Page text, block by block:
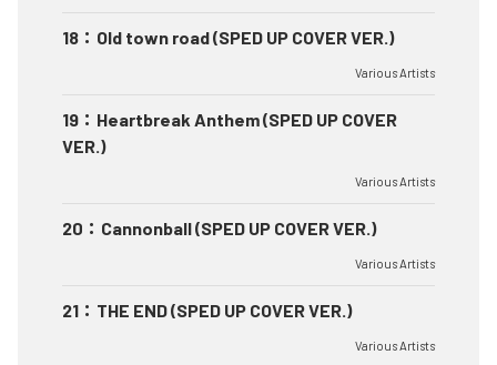
18 ： Old town road (SPED UP COVER VER.)
Various Artists
19 ： Heartbreak Anthem (SPED UP COVER
VER.)
Various Artists
20 ： Cannonball (SPED UP COVER VER.)
Various Artists
21 ： THE END (SPED UP COVER VER.)
Various Artists